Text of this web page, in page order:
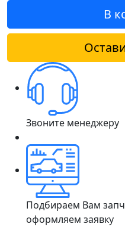
В
Звоните менеджеру
Подбираем Вам
оформляем заявку